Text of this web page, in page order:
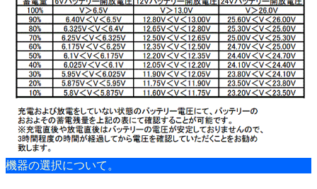
機器の選択について。